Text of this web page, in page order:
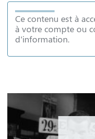
Ce contenu est à
à votre compte ou
d'information.